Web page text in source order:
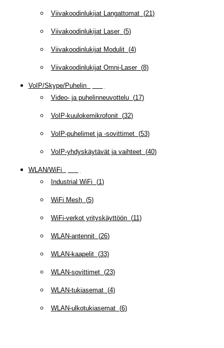
Viivakoodinlukijat Langattomat(21)
Viivakoodinlukijat Laser(5)
Viivakoodinlukijat Modulit(4)
Viivakoodinlukijat Omni-Laser(8)
VoIP/Skype/Puhelin(
Video- ja puhelinneuvottelu(17)
VoIP-kuulokemikrofonit(32)
VoIP-puhelimet ja -sovittimet(53)
VoIP-yhdyskäytävät ja vaihteet(40)
WLAN/WiFi
Industrial WiFi (1)
WiFi Mesh(5)
WiFi-verkot yrityskäyttöön(11)
WLAN-antennit(26)
WLAN-kaapelit(33)
WLAN-sovittimet(23)
WLAN-tukiasemat(4)
WLAN-ulkotukiasemat(6)